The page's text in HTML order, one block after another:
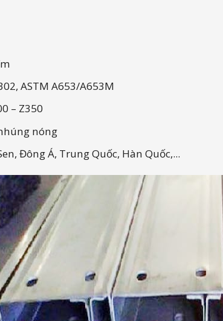
ASTM A653/A653M
– Z350
nóng
Đông Á, Trung Quốc, Hàn Quốc,...